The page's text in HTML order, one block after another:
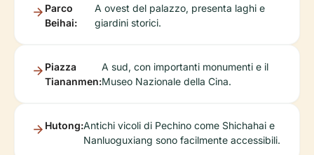
Parco
Beihai:
A ovest del palazzo, presenta laghi e
giardini storici.
Piazza
Tiananmen:
A sud, con importanti monumenti e il
Museo Nazionale della Cina.
Hutong:Antichi vicoli di Pechino come Shichahai e
Nanluoguxiang sono facilmente accessibili.